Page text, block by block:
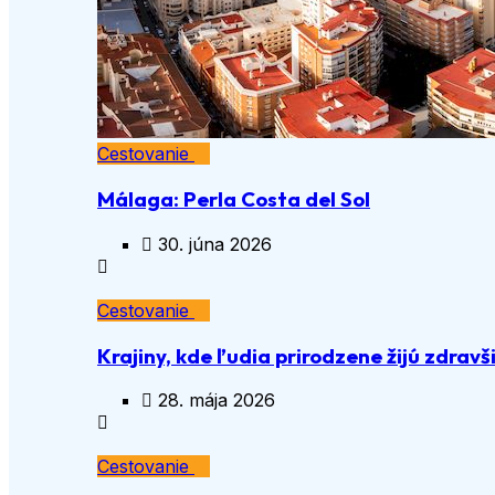
Cestovanie
Málaga: Perla Costa del Sol
30. júna 2026
Cestovanie
Krajiny, kde ľudia prirodzene žijú
28. mája 2026
Cestovanie